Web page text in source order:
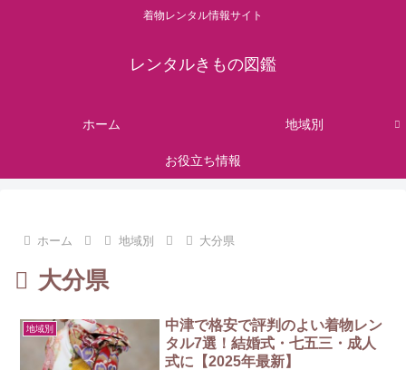
着物レンタル情報サイト
レンタルきもの図鑑
ホーム 地域別
お役立ち情報
ホーム 地域別 大分県
大分県
地域別
中津で格安で評判のよい着物レン
タル7選！結婚式・七五三・成人
式に【2025年最新】